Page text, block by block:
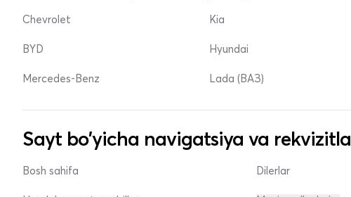
Chevrolet
BYD
Mercedes-Benz
Kia
Hyundai
Lada (ВАЗ)
Sayt bo'yicha navigatsiya va
Bosh sahifa Dilerlar